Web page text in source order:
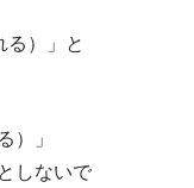
る）」と
）」
しないで